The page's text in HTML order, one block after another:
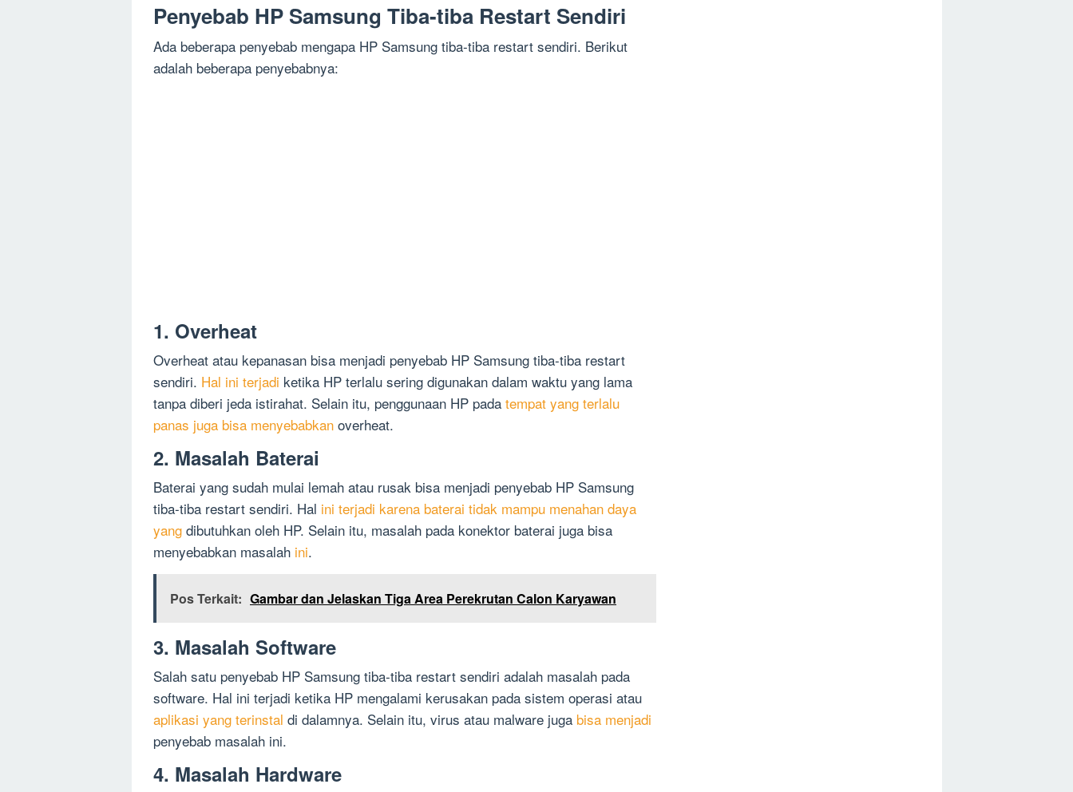
Penyebab HP Samsung Tiba-tiba Restart Sendiri
Ada beberapa penyebab mengapa HP Samsung tiba-tiba restart sendiri. Berikut
adalah beberapa penyebabnya:
1. Overheat
Overheat atau kepanasan bisa menjadi penyebab HP Samsung tiba-tiba restart
sendiri. Hal ini terjadi ketika HP terlalu sering digunakan dalam waktu yang lama
tanpa diberi jeda istirahat. Selain itu, penggunaan HP pada tempat yang terlalu
panas juga bisa menyebabkan overheat.
2. Masalah Baterai
Baterai yang sudah mulai lemah atau rusak bisa menjadi penyebab HP Samsung
tiba-tiba restart sendiri. Hal ini terjadi karena baterai tidak mampu menahan daya
yang dibutuhkan oleh HP. Selain itu, masalah pada konektor baterai juga bisa
menyebabkan masalah ini.
Pos Terkait: Gambar dan Jelaskan Tiga Area Perekrutan Calon Karyawan
3. Masalah Software
Salah satu penyebab HP Samsung tiba-tiba restart sendiri adalah masalah pada
software. Hal ini terjadi ketika HP mengalami kerusakan pada sistem operasi atau
aplikasi yang terinstal di dalamnya. Selain itu, virus atau malware juga bisa menjadi
penyebab masalah ini.
4. Masalah Hardware